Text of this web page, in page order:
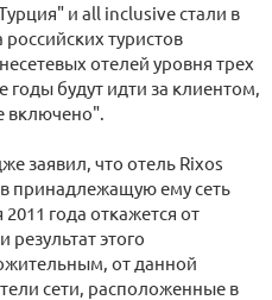
и all inclusive стали в
туристов
отелей уровня трех
будут идти за клиентом,
включено".
заявил, что отель Rixos
принадлежащую ему сеть
года откажется от
этого
от данной
сети, расположенные в